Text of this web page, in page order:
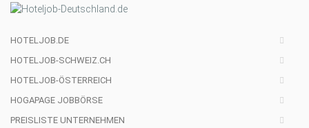
HOTELJOB.DE
HOTELJOB-SCHWEIZ.CH
HOTELJOB-ÖSTERREICH
HOGAPAGE JOBBÖRSE
PREISLISTE UNTERNEHMEN